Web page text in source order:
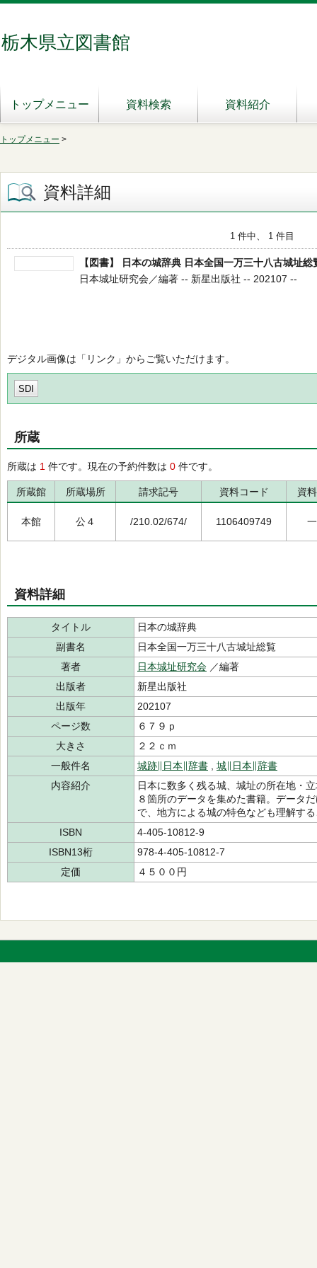
栃木県立図書館
トップメニュー 資料検索 資料紹介
トップメニュー >
資料詳細
1 件中、 1 件目
【図書】 日本の城辞典 日本全国一万三十八古城址総
日本城址研究会／編著 -- 新星出版社 -- 202107 --
デジタル画像は「リンク」からご覧いただけます。
SDI
所蔵
所蔵は 1 件です。現在の予約件数は 0 件です。
所蔵館 所蔵場所 請求記号 資料コード 資
本館 公４ /210.02/674/ 1106409749
資料詳細
タイトル
日本の城辞典
副書名
日本全国一万三十八古城址総覧
著者
日本城址研究会 ／編著
出版者
新星出版社
出版年
202107
ページ数
６７９ｐ
大きさ
２２ｃｍ
一般件名
城跡∥日本∥辞書
城∥日本∥辞書
内容紹介
日本に数多く残る城、城址の所在地・
８箇所のデータを集めた書籍。データ
で、地方による城の特色なども理解す
ISBN
4-405-10812-9
ISBN13桁
978-4-405-10812-7
定価
４５００円